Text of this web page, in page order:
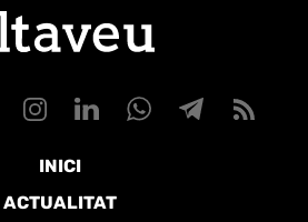
INICI
ACTUALITAT